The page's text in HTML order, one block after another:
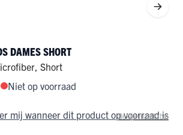
DAMES SHORT
, Short
Niet op voorraad
Bekijk maattabel
mij wanneer dit product op voorraad is